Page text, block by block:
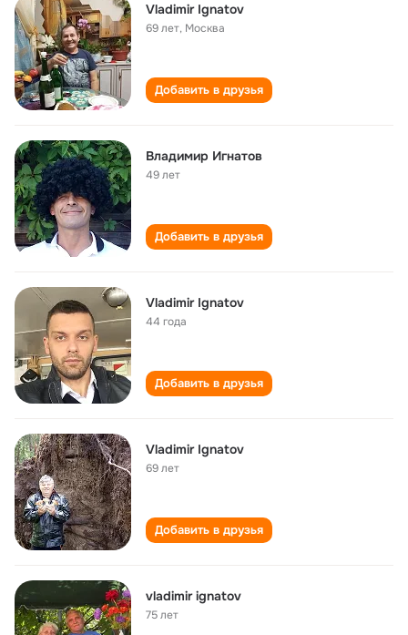
Vladimir Ignatov
69 лет, Москва
Добавить в друзья
Владимир Игнатов
49 лет
Добавить в друзья
Vladimir Ignatov
44 года
Добавить в друзья
Vladimir Ignatov
69 лет
Добавить в друзья
vladimir ignatov
75 лет